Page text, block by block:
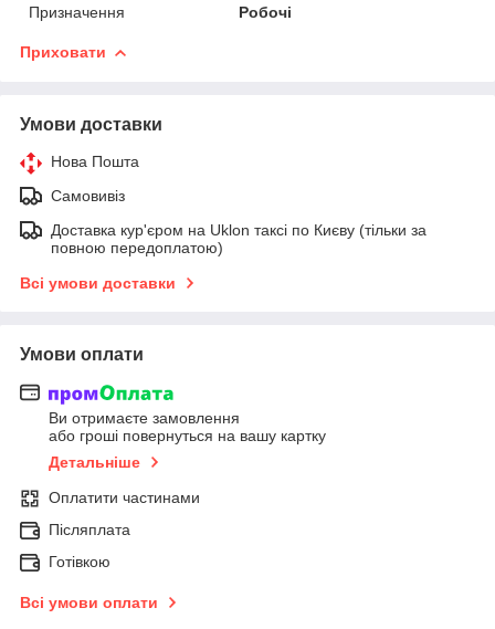
Призначення
Робочі
Приховати
Умови доставки
Нова Пошта
Самовивіз
Доставка кур'єром на Uklon таксі по Києву (тільки за
повною передоплатою)
Всі умови доставки
Умови оплати
Ви отримаєте замовлення
або гроші повернуться на вашу картку
Детальніше
Оплатити частинами
Післяплата
Готівкою
Всі умови оплати